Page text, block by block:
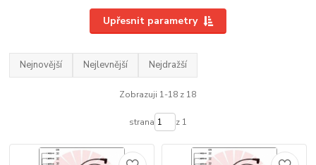
Upřesnit parametry
Nejnovější Nejlevnější Nejdražší
Zobrazuji 1-18 z 18
strana z 1